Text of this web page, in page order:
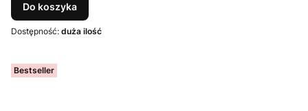
Do koszyka
Dostępność: duża ilość
Bestseller